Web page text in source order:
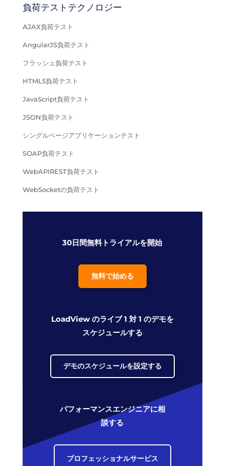
負荷テストテクノロジー
AJAX負荷テスト
AngularJS負荷テスト
フラッシュ負荷テスト
HTML5負荷テスト
JavaScript負荷テスト
JSON負荷テスト
シングルページアプリケーションテスト
SOAP負荷テスト
WebAPIREST負荷テスト
WebSocketの負荷テスト
30日間無料トライアルを開始
無料で始める
LoadView のライブ 1 対 1 のデモを
スケジュールする
デモのスケジュールを設定する
パフォーマンスエンジニアに相
談する
プロフェッショナルサービス